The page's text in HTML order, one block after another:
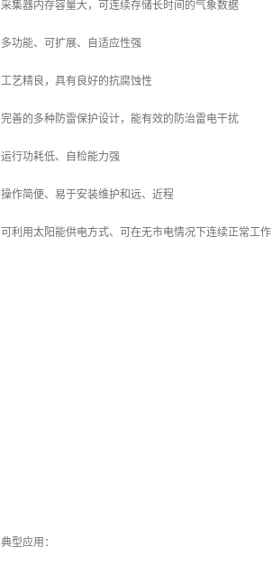
采集器内存容量大，可连续存储长时间的气象数据
多功能、可扩展、自适应性强
工艺精良，具有良好的抗腐蚀性
完善的多种防雷保护设计，能有效的防治雷电干扰
运行功耗低、自检能力强
操作简便、易于安装维护和远、近程
可利用太阳能供电方式、可在无市电情况下连续正常工作
典型应用：